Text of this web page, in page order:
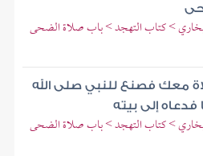
> كتاب التهجد > باب صلاة الضحى
معك فصنع للنبي صلى الله
إلى بيته
> كتاب التهجد > باب صلاة الضحى